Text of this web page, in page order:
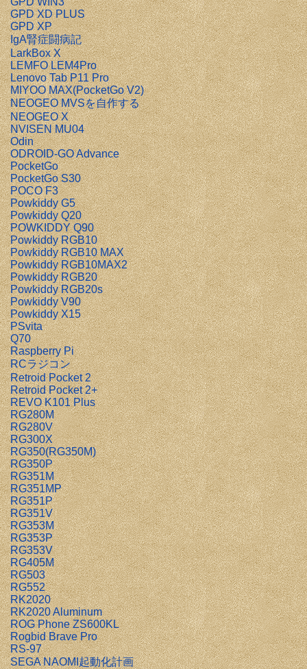
GPD XD PLUS
GPD XP
IgA腎症闘病記
LarkBox X
LEMFO LEM4Pro
Lenovo Tab P11 Pro
MIYOO MAX(PocketGo V2)
NEOGEO MVSを自作する
NEOGEO X
NVISEN MU04
Odin
ODROID-GO Advance
PocketGo
PocketGo S30
POCO F3
Powkiddy G5
Powkiddy Q20
POWKIDDY Q90
Powkiddy RGB10
Powkiddy RGB10 MAX
Powkiddy RGB10MAX2
Powkiddy RGB20
Powkiddy RGB20s
Powkiddy V90
Powkiddy X15
PSvita
Q70
Raspberry Pi
RCラジコン
Retroid Pocket 2
Retroid Pocket 2+
REVO K101 Plus
RG280M
RG280V
RG300X
RG350(RG350M)
RG350P
RG351M
RG351MP
RG351P
RG351V
RG353M
RG353P
RG353V
RG405M
RG503
RG552
RK2020
RK2020 Aluminum
ROG Phone ZS600KL
Rogbid Brave Pro
RS-97
SEGA NAOMI起動化計画